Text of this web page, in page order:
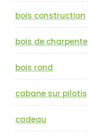
bois construction
bois de charpente
bois rond
cabane sur pilotis
cadeau